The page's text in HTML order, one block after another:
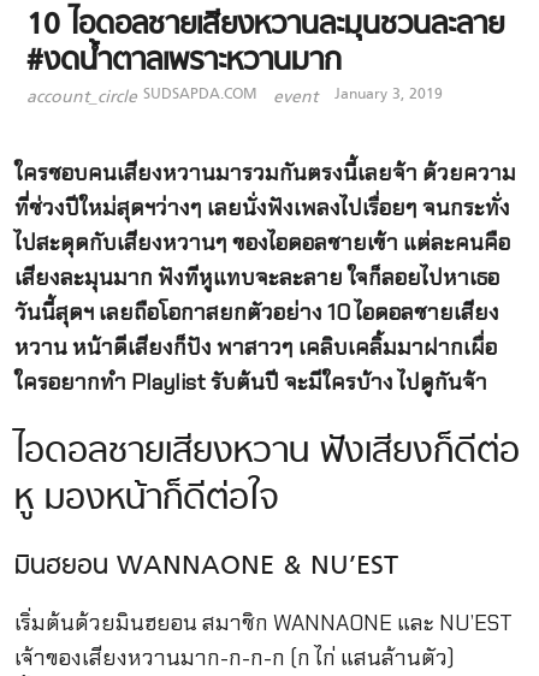
10 ไอดอลชายเสียงหวานละมุนชวนละลาย
#งดน้ำตาลเพราะหวานมาก
account_circle SUDSAPDA.COM event January 3, 2019
ใครชอบคนเสียงหวานมารวมกันตรงนี้เลยจ้า ด้วยความ
ที่ช่วงปีใหม่สุดฯว่างๆ เลยนั่งฟังเพลงไปเรื่อยๆ จนกระทั่ง
ไปสะดุดกับเสียงหวานๆ ของไอดอลชายเข้า แต่ละคนคือ
เสียงละมุนมาก ฟังทีหูแทบจะละลาย ใจก็ลอยไปหาเธอ
วันนี้สุดฯ เลยถือโอกาสยกตัวอย่าง 10 ไอดอลชายเสียง
หวาน หน้าดีเสียงก็ปัง พาสาวๆ เคลิบเคลิ้มมาฝากเผื่อ
ใครอยากทำ Playlist รับต้นปี จะมีใครบ้าง ไปดูกันจ้า
ไอดอลชายเสียงหวาน ฟังเสียงก็ดีต่อ
หู มองหน้าก็ดีต่อใจ
มินฮยอน WANNAONE & NU’EST
เริ่มต้นด้วยมินฮยอน สมาชิก WANNAONE และ NU’EST
เจ้าของเสียงหวานมาก-ก-ก-ก (ก ไก่ แสนล้านตัว)